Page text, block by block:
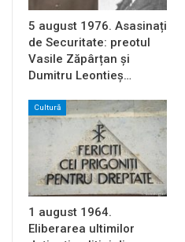
5 august 1976. Asasinați
de Securitate: preotul
Vasile Zăpârțan și
Dumitru Leontieș…
Cultură
1 august 1964.
Eliberarea ultimilor